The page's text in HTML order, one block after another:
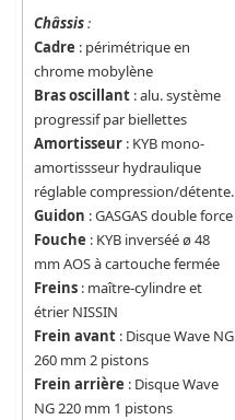
Châssis:
Cadre : périmétrique en
chrome mobylène
Bras oscillant : alu. système
progressif par biellettes
Amortisseur : KYB mono-
amortissseur hydraulique
réglable compression/détente.
Guidon : GASGAS double force
Fouche : KYB inverséé ø 48
mm AOS à cartouche fermée
Freins : maître-cylindre et
étrier NISSIN
Frein avant : Disque Wave NG
260 mm 2 pistons
Frein arrière : Disque Wave
NG 220 mm 1 pistons